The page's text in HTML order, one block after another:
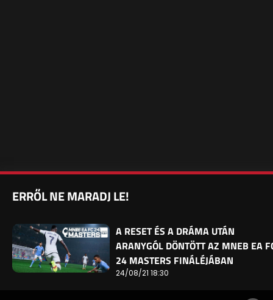
ERRŐL NE MARADJ LE!
A RESET ÉS A DRÁMA UTÁN
ARANYGÓL DÖNTÖTT AZ MNEB EA
24 MASTERS FINÁLÉJÁBAN
24/08/21 18:30